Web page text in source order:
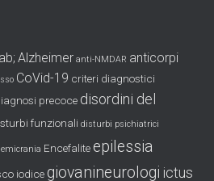
Alzheimer anti-NMDAR anticorpi
CoVid-19 criteri diagnostici
precoce disordini del
funzionali disturbi psichiatrici
emicrania Encefaliteepilessia
iodicegiovanineurologi ictus